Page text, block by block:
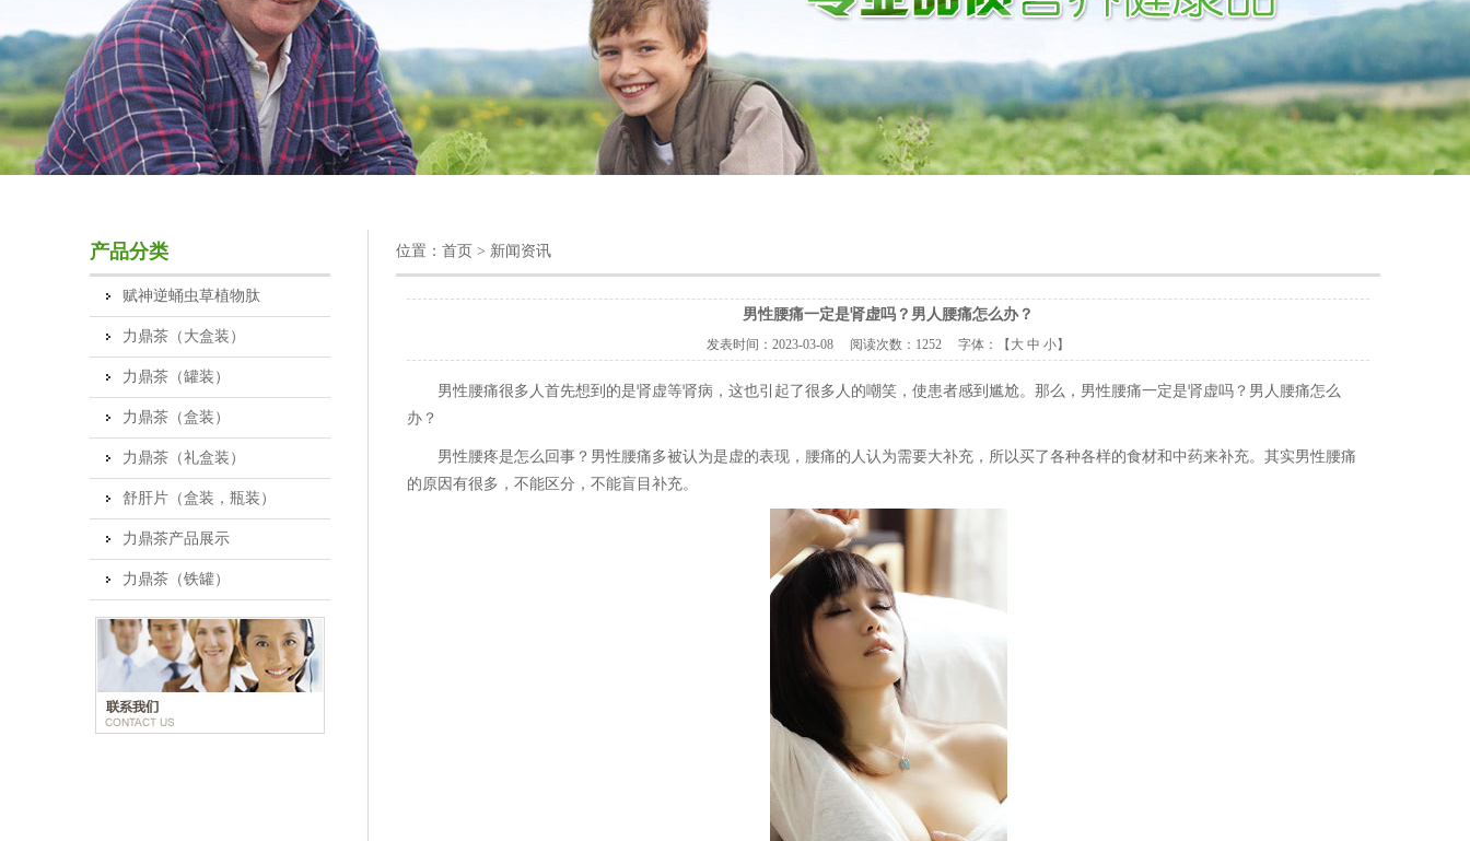
产品分类
赋神逆蛹虫草植物肽
力鼎茶（大盒装）
力鼎茶（罐装）
力鼎茶（盒装）
力鼎茶（礼盒装）
舒肝片（盒装，瓶装）
力鼎茶产品展示
力鼎茶（铁罐）
位置： 首页 > 新闻资讯
男性腰痛一定是肾虚吗？男人腰痛怎么办？
发表时间： 2023-03-08 阅读次数： 1252 字体：【 大 中 小】
男性腰痛很多人首先想到的是肾虚等肾病，这也引起了很多人的嘲笑，使患者感到尴尬。那么，男性腰痛一定是肾虚吗？男人腰痛怎么
办？
男性腰疼是怎么回事？男性腰痛多被认为是虚的表现，腰痛的人认为需要大补充，所以买了各种各样的食材和中药来补充。其实男性腰痛
的原因有很多，不能区分，不能盲目补充。